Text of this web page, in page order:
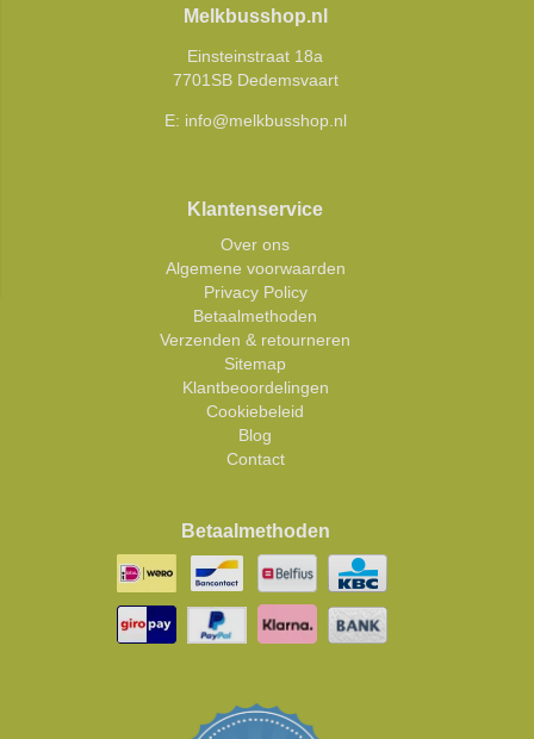
Melkbusshop.nl
Einsteinstraat 18a
7701SB Dedemsvaart
E: info@melkbusshop.nl
Klantenservice
Over ons
Algemene voorwaarden
Privacy Policy
Betaalmethoden
Verzenden & retourneren
Sitemap
Klantbeoordelingen
Cookiebeleid
Blog
Contact
Betaalmethoden